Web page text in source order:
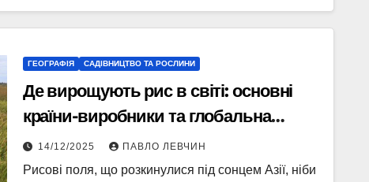
ГЕОГРАФІЯ САДІВНИЦТВО ТА РОСЛИНИ
Де вирощують рис в світі: основні
країни-виробники та глобальна
статистика 2025 року
14/12/2025 ПАВЛО ЛЕВЧИН
Рисові поля, що розкинулися під сонцем Азії, ніби